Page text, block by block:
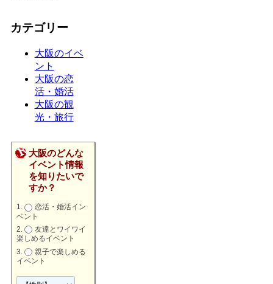
カテゴリー
大阪のイベ
ント
大阪の恋
活・婚活
大阪の観
光・旅行
大阪のどんな
イベント情報
を知りたいで
すか？
恋活・婚活イン
ベント
友達とワイワイ
楽しめるイベント
親子で楽しめる
イベント